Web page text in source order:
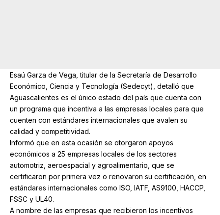
Esaú Garza de Vega, titular de la Secretaría de Desarrollo
Económico, Ciencia y Tecnología (Sedecyt), detalló que
Aguascalientes es el único estado del país que cuenta con
un programa que incentiva a las empresas locales para que
cuenten con estándares internacionales que avalen su
calidad y competitividad.
Informó que en esta ocasión se otorgaron apoyos
económicos a 25 empresas locales de los sectores
automotriz, aeroespacial y agroalimentario, que se
certificaron por primera vez o renovaron su certificación, en
estándares internacionales como ISO, IATF, AS9100, HACCP,
FSSC y UL40.
A nombre de las empresas que recibieron los incentivos